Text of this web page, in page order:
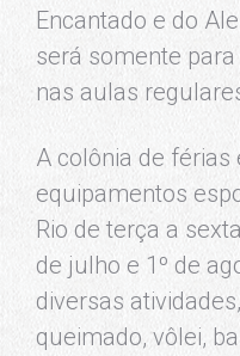
Encantado e do
será somente
nas aulas
A colônia de férias
equipamentos
Rio de terça a
de julho e 1º de
diversas
queimado, vôlei,